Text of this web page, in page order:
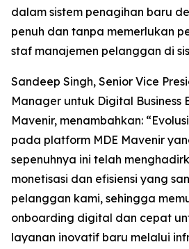
dalam sistem penagihan baru
penuh dan tanpa memerlukan
staf manajemen pelanggan di
Sandeep Singh, Senior Vice
Manager untuk Digital Business
Mavenir, menambahkan:
pada platform MDE Mavenir
sepenuhnya ini telah
monetisasi dan efisiensi yang
pelanggan kami, sehingga
onboarding digital dan cepat
layanan inovatif baru melalui